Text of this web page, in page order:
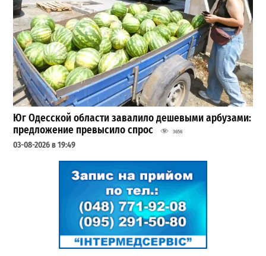
Юг Одесской области завалило дешевыми арбузами:
предложение превысило спрос
3656
03-08-2026 в 19:49